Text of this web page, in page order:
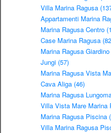
Villa Marina Ragusa
Appartamenti Marina
Marina Ragusa Centro
Case Marina Ragusa
Marina Ragusa
Jungi (57)
Marina Ragusa Vista
Cava Aliga (46)
Marina Ragusa
Villa Vista Mare Marina
Marina Ragusa Piscina
Villa Marina Ragusa